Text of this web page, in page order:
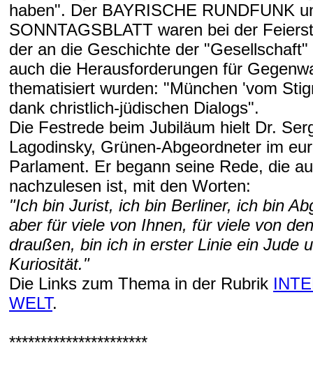
haben". Der BAYRISCHE RUNDFUNK
SONNTAGSBLATT waren bei der
der an die Geschichte der
auch die Herausforderungen für
thematisiert wurden: "München 'vom
dank christlich-jüdischen Dialogs".
Die Festrede beim Jubiläum hielt Dr.
Lagodinsky, Grünen-Abgeordneter im
Parlament. Er begann seine Rede, die
nachzulesen ist, mit den Worten:
"Ich bin Jurist, ich bin Berliner, ich bin
aber für viele von Ihnen, für viele von
draußen, bin ich in erster Linie ein Jude
Kuriosität."
Die Links zum Thema in der Rubrik
WELT.
**********************